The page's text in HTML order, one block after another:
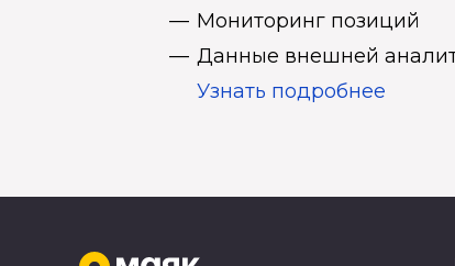
Мониторинг позиций
Данные внешней
Узнать подробнее